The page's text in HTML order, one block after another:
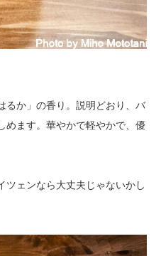
るか」の香り。説明どおり、バ
めます。華やかで軽やかで、優
ツェンなら大丈夫じゃないかし